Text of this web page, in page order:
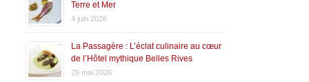
Terre et Mer
4 juin 2026
La Passagère : L’éclat culinaire au cœur
de l’Hôtel mythique Belles Rives
29 mai 2026